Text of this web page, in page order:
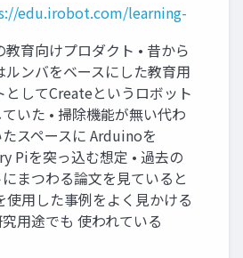
edu.irobot.com/learning-
育向けプロダクト • 昔から
ンバをベースにした教育用
としてCreateというロボット
いた • 掃除機能が無い代わ
たスペースに Arduinoを
Piを突っ込む想定 • 過去の
まつわる論文を見ていると
使用した事例をよく見かける
用途でも 使われている